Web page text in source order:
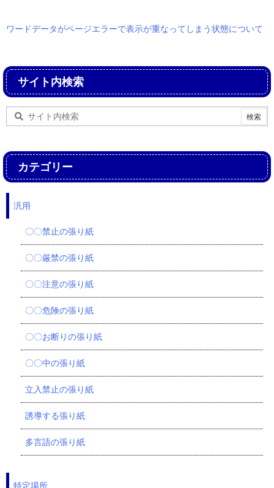
ワードデータがページエラーで表示が重なってしまう状態について
サイト内検索
カテゴリー
汎用
〇〇禁止の張り紙
〇〇厳禁の張り紙
〇〇注意の張り紙
〇〇危険の張り紙
〇〇お断りの張り紙
〇〇中の張り紙
立入禁止の張り紙
誘導する張り紙
多言語の張り紙
特定場所